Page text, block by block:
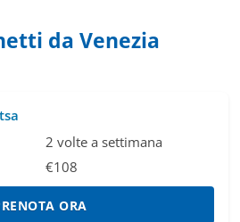
da Venezia
2 volte a settimana
€108
ORA